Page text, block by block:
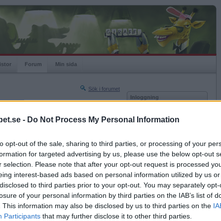
- Do Not Process My Personal Information
opt-out of the sale, sharing to third parties, or processing of your
for targeted advertising by us, please use the below opt-out
selection. Please note that after your opt-out request is processed
interest-based ads based on personal information utilized by us
to third parties prior to your opt-out. You may separately
of your personal information by third parties on the IAB’s list of
This information may also be disclosed by us to third parties on the
Participants that may further disclose it to other third parties.
Forum Min sida
Sök i forumet
Nästa sida »
2011-12-04 19:14
på: www.betaturre.n.nu
Samma upplägg. Löpande anmälan från 23,00
Inloggning
Kom ihåg mig
Glömt ditt lösenord?
Få ny aktiveringslänk
Betapet är gratis!